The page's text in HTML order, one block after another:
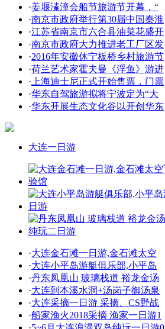
·姜堰溱潼会船节旅游节开幕，“
·南京市政府举行第30届中国秦淮
·江苏省南京市六合县油菜花盛开
·南京市政府大力推进老工厂区发
·2016年安徽休宁板桥乡村旅游节
·荷兰艺术家霍夫曼《浮鱼》游进
· 上海迪士尼正式开始售票，门票
·华东自驾旅游拟将宁波定为“大
·华东开展生态文化谷以开创华东
大连一日游
·大连金石滩一日游,金石滩太空
·大连小平岛游艇俱乐部,小平岛
·丹东凤凰山 玻璃栈道 裕龙金汤
·大连到本溪水洞+汤岗子御汤泉
·大连采摘一日游 采摘、CS野战
·船家渔火2018采摘 渔家一日游1